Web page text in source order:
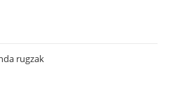
rugzak